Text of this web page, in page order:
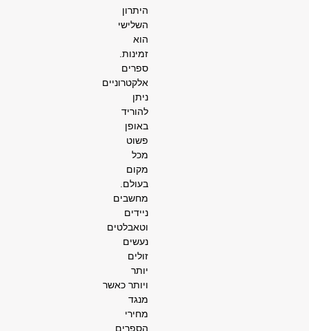
היתרון
השלישי
הוא
זמינות.
ספרים
אלקטרוניים
ניתן
להוריד
באופן
פשוט
מכל
מקום
בעולם.
מחשבים
ניידים
וטאבלטים
נעשים
זולים
יותר
ויותר כאשר
מנגד
מחירי
הספרים